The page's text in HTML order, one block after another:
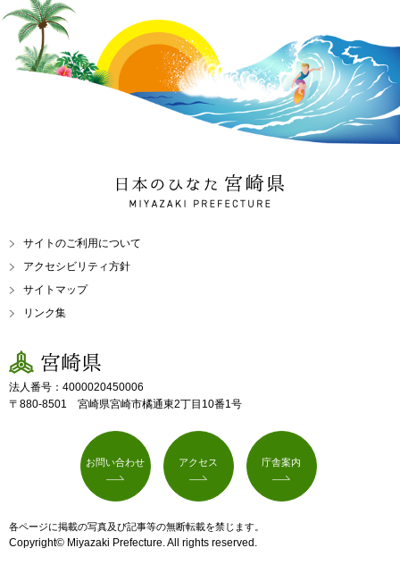
日本のひなた 宮崎県
MIYAZAKI PREFECTURE
サイトのご利用について
アクセシビリティ方針
サイトマップ
リンク集
宮崎県
法人番号：4000020450006
〒880-8501 宮崎県宮崎市橘通東2丁目10番1号
お問い合わせ アクセス 庁舎案内
各ページに掲載の写真及び記事等の無断転載を禁じます。
Copyright© Miyazaki Prefecture. All rights reserved.